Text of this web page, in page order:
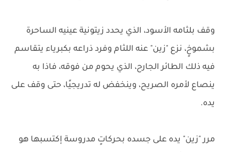
وقف بلثامه الأسود، الذي يحدد زيتونية عينيه الساحرة
بشموخٍ، نزع "زين" عنه اللثام وفرد ذراعه بكبرياء يتقاسم
فيه ذلك الطائر الجارح، الذي يحوم من فوقه، فاذا به
ينصاع لأمره الصريح، وينخفض له تدريجيًا، حتى وقف على
يده.
مرر "زين" يده على جسده بحركاتٍ مدروسة إكتسبها هو